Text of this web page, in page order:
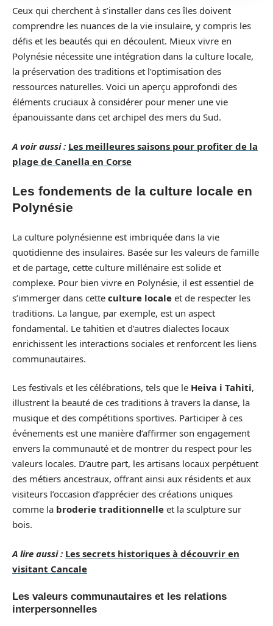
Ceux qui cherchent à s’installer dans ces îles doivent
comprendre les nuances de la vie insulaire, y compris les
défis et les beautés qui en découlent. Mieux vivre en
Polynésie nécessite une intégration dans la culture locale,
la préservation des traditions et l’optimisation des
ressources naturelles. Voici un aperçu approfondi des
éléments cruciaux à considérer pour mener une vie
épanouissante dans cet archipel des mers du Sud.
A voir aussi : Les meilleures saisons pour profiter de la
plage de Canella en Corse
Les fondements de la culture locale en
Polynésie
La culture polynésienne est imbriquée dans la vie
quotidienne des insulaires. Basée sur les valeurs de famille
et de partage, cette culture millénaire est solide et
complexe. Pour bien vivre en Polynésie, il est essentiel de
s’immerger dans cette culture locale et de respecter les
traditions. La langue, par exemple, est un aspect
fondamental. Le tahitien et d’autres dialectes locaux
enrichissent les interactions sociales et renforcent les liens
communautaires.
Les festivals et les célébrations, tels que le Heiva i Tahiti,
illustrent la beauté de ces traditions à travers la danse, la
musique et des compétitions sportives. Participer à ces
événements est une manière d’affirmer son engagement
envers la communauté et de montrer du respect pour les
valeurs locales. D’autre part, les artisans locaux perpétuent
des métiers ancestraux, offrant ainsi aux résidents et aux
visiteurs l’occasion d’apprécier des créations uniques
comme la broderie traditionnelle et la sculpture sur
bois.
A lire aussi : Les secrets historiques à découvrir en
visitant Cancale
Les valeurs communautaires et les relations
interpersonnelles